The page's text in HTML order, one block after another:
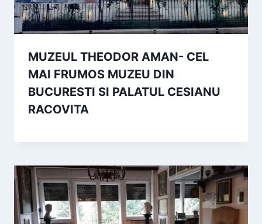
MUZEUL THEODOR AMAN- CEL
MAI FRUMOS MUZEU DIN
BUCURESTI SI PALATUL CESIANU
RACOVITA